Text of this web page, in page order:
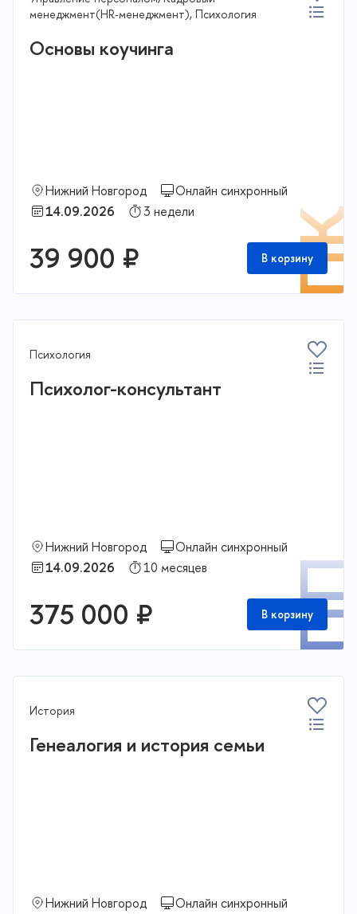
менеджмент(HR-менеджмент), Психология
Основы коучинга
Нижний Новгород
Онлайн синхронный
14.09.2026
3 недели
39 900 ₽ В корзину
Психология
Психолог-консультант
Нижний Новгород
Онлайн синхронный
14.09.2026
10 месяцев
375 000 ₽ В корзину
История
Генеалогия и история семьи
Нижний Новгород
Онлайн синхронный